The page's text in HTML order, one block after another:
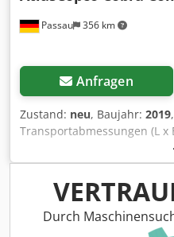
Passau 356 km
Anfragen
Zustand: neu, Baujahr: 2019
Transportabmessungen (L x
Durch